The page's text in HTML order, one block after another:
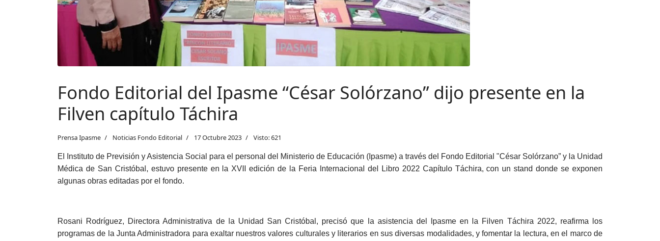
Fondo Editorial del Ipasme “César Solórzano” dijo presente en la
Filven capítulo Táchira
Prensa Ipasme Noticias Fondo Editorial 17 Octubre 2023 Visto: 621
El Instituto de Previsión y Asistencia Social para el personal del Ministerio de Educación (Ipasme) a través del Fondo Editorial "César Solórzano” y la Unidad
Médica de San Cristóbal, estuvo presente en la XVII edición de la Feria Internacional del Libro 2022 Capítulo Táchira, con un stand donde se exponen
algunas obras editadas por el fondo.
Rosani Rodríguez, Directora Administrativa de la Unidad San Cristóbal, precisó que la asistencia del Ipasme en la Filven Táchira 2022, reafirma los
programas de la Junta Administradora para exaltar nuestros valores culturales y literarios en sus diversas modalidades, y fomentar la lectura, en el marco de